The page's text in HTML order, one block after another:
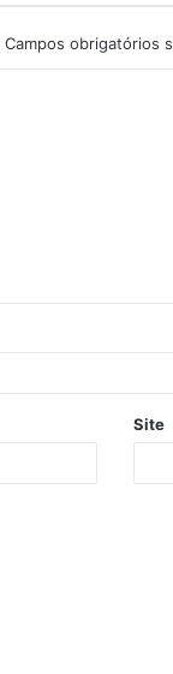
Campos obrigatórios
Site